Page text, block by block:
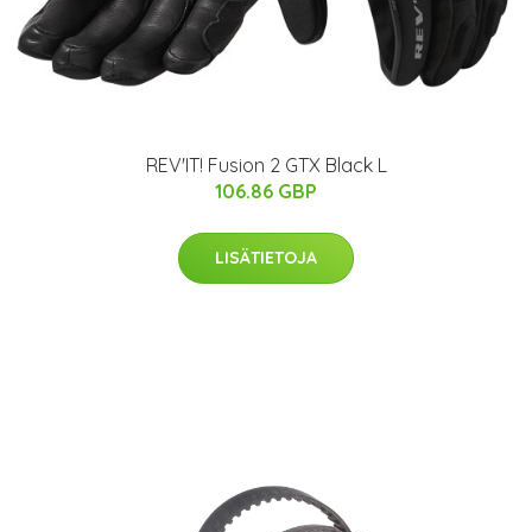
REV'IT! Fusion 2 GTX Black L
106.86 GBP
LISÄTIETOJA